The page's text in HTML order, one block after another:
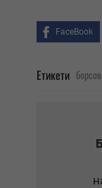
FaceBook
Етикети